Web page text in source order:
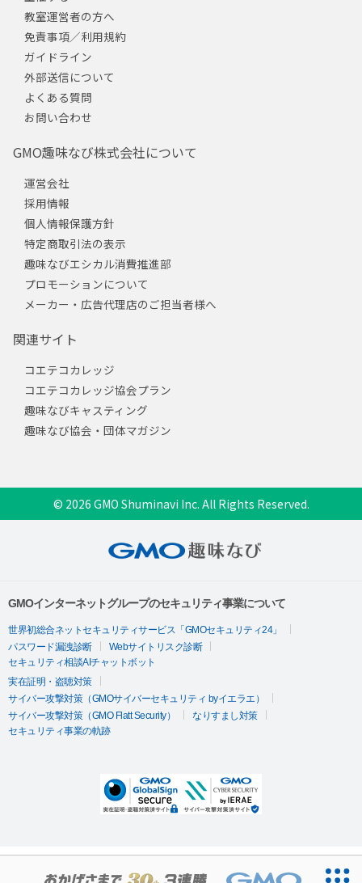
教室運営者の方へ
免責事項／利用規約
ガイドライン
外部送信について
よくある質問
お問い合わせ
GMO趣味なび株式会社について
運営会社
採用情報
個人情報保護方針
特定商取引法の表示
趣味なびエシカル消費推進部
プロモーションについて
メーカー・広告代理店のご担当者様へ
関連サイト
コエテコカレッジ
コエテコカレッジ協会プラン
趣味なびキャスティング
趣味なび協会・団体マガジン
© 2026 GMO Shuminavi Inc. All Rights Reserved.